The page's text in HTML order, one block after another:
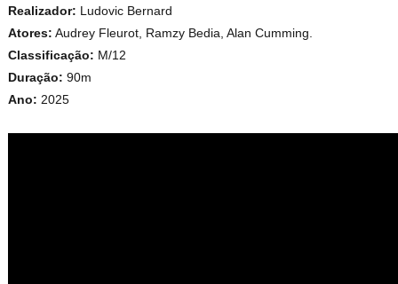
Realizador: Ludovic Bernard
Atores: Audrey Fleurot, Ramzy Bedia, Alan Cumming.
Classificação: M/12
Duração: 90m
Ano: 2025